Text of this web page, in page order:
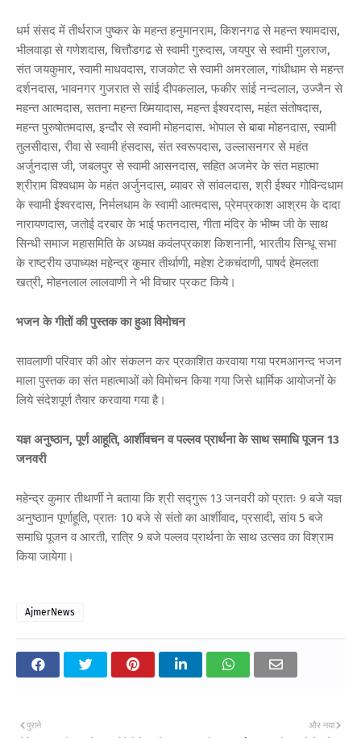
धर्म संसद में तीर्थराज पुष्कर के महन्त हनुमानराम, किशनगढ से महन्त श्यामदास,
भीलवाड़ा से गणेशदास, चित्तौडगढ से स्वामी गुरुदास, जयपुर से स्वामी गुलराज,
संत जयकुमार, स्वामी माधवदास, राजकोट से स्वामी अमरलाल, गांधीधाम से महन्त
दर्शनदास, भावनगर गुजरात से सांई दीपकलाल, फकीर सांई नन्दलाल, उज्जैन से
महन्त आत्मदास, सतना महन्त ख्मियादास, महन्त ईश्वरदास, महंत संतोषदास,
महन्त पुरुषोतमदास, इन्दौर से स्वामी मोहनदास. भोपाल से बाबा मोहनदास, स्वामी
तुलसीदास, रीवा से स्वामी हंसदास, संत स्वरूपदास, उल्लासनगर से महंत
अर्जुनदास जी, जबलपुर से स्वामी आसनदास, सहित अजमेर के संत महात्मा
श्रीराम विश्वधाम के महंत अर्जुनदास, ब्यावर से सांवलदास, श्री ईश्वर गोविन्दधाम
के स्वामी ईश्वरदास, निर्मलधाम के स्वामी आत्मदास, प्रेमप्रकाश आश्रम के दादा
नारायणदास, जतोई दरबार के भाई फतनदास, गीता मंदिर के भीष्म जी के साथ
सिन्धी समाज महासमिति के अध्यक्ष कवंलप्रकाश किशनानी, भारतीय सिन्धू सभा
के राष्ट्रीय उपाध्यक्ष महेन्द्र कुमार तीर्थाणी, महेश टेकचंदाणी, पाषर्द हेमलता
खत्री, मोहनलाल लालवाणी ने भी विचार प्रकट किये।
भजन के गीतों की पुस्तक का हुआ विमोचन
सावलाणी परिवार की ओर संकलन कर प्रकाशित करवाया गया परमआनन्द भजन
माला पुस्तक का संत महात्माओं को विमोचन किया गया जिसे धार्मिक आयोजनों के
लिये संदेशपूर्ण तैयार करवाया गया है।
यज्ञ अनुष्ठान, पूर्ण आहूति, आर्शीवचन व पल्लव प्रार्थना के साथ समाधि पूजन 13
जनवरी
महेन्द्र कुमार तीथार्णी ने बताया कि श्री सद्गुरू 13 जनवरी को प्रातः 9 बजे यज्ञ
अनुष्ठाान पूर्णाहूति, प्रातः 10 बजे से संतो का आर्शीवाद, प्रसादी, सांय 5 बजे
समाधि पूजन व आरती, रात्रि 9 बजे पल्लव प्रार्थना के साथ उत्सव का विश्राम
किया जायेगा।
AjmerNews
और नया
पुराने